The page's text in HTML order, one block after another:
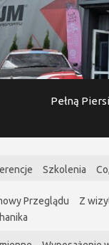
Pełną
Szkolenia
Przeglądu Z